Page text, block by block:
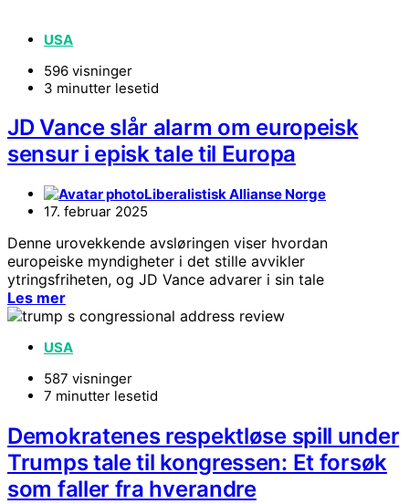
USA
596 visninger
3 minutter lesetid
JD Vance slår alarm om europeisk
sensur i episk tale til Europa
Liberalistisk Allianse Norge
17. februar 2025
Denne urovekkende avsløringen viser hvordan
europeiske myndigheter i det stille avvikler
ytringsfriheten, og JD Vance advarer i sin tale
Les mer
USA
587 visninger
7 minutter lesetid
Demokratenes respektløse spill under
Trumps tale til kongressen: Et forsøk
som faller fra hverandre